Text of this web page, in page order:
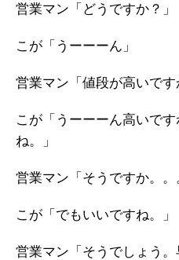
営業マン「どうですか？」
こが「うーーーん」
営業マン「値段が高いです
こが「うーーーん高いで
ね。」
営業マン「そうですか。。
こが「でもいいですね。」
営業マン「そうでしょう